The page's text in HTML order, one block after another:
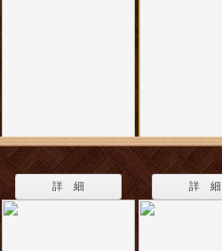
詳 細 詳 細